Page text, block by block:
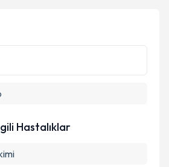
Hastalıklar